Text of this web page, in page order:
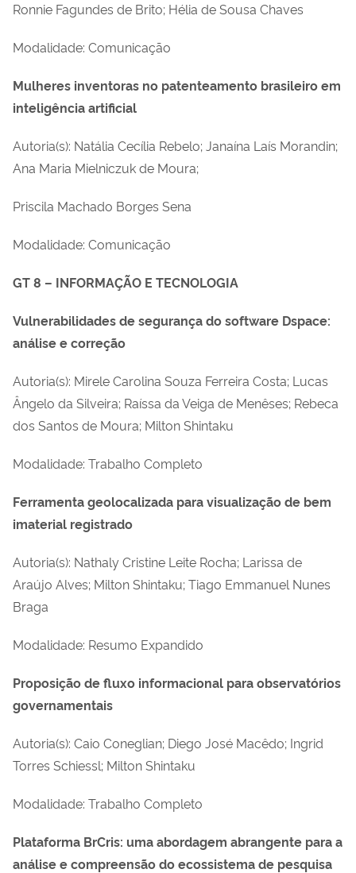
Ronnie Fagundes de Brito; Hélia de Sousa Chaves
Modalidade: Comunicação
Mulheres inventoras no patenteamento brasileiro em
inteligência artificial
Autoria(s): Natália Cecília Rebelo; Janaína Laís Morandin;
Ana Maria Mielniczuk de Moura;
Priscila Machado Borges Sena
Modalidade: Comunicação
GT 8 – INFORMAÇÃO E TECNOLOGIA
Vulnerabilidades de segurança do software Dspace:
análise e correção
Autoria(s): Mirele Carolina Souza Ferreira Costa; Lucas
Ângelo da Silveira; Raíssa da Veiga de Menêses; Rebeca
dos Santos de Moura; Milton Shintaku
Modalidade: Trabalho Completo
Ferramenta geolocalizada para visualização de bem
imaterial registrado
Autoria(s): Nathaly Cristine Leite Rocha; Larissa de
Araújo Alves; Milton Shintaku; Tiago Emmanuel Nunes
Braga
Modalidade: Resumo Expandido
Proposição de fluxo informacional para observatórios
governamentais
Autoria(s): Caio Coneglian; Diego José Macêdo; Ingrid
Torres Schiessl; Milton Shintaku
Modalidade: Trabalho Completo
Plataforma BrCris: uma abordagem abrangente para a
análise e compreensão do ecossistema de pesquisa